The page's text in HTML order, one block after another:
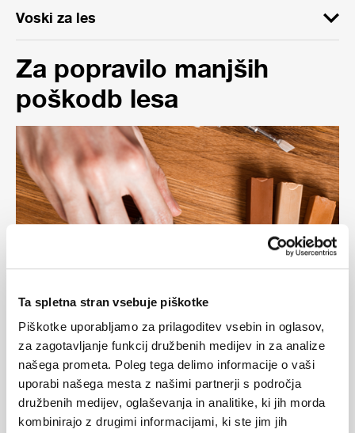
Ta spletna stran vsebuje piškotke
Piškotke uporabljamo za prilagoditev vsebin in oglasov,
za zagotavljanje funkcij družbenih medijev in za analize
našega prometa. Poleg tega delimo informacije o vaši
uporabi našega mesta z našimi partnerji s področja
družbenih medijev, oglaševanja in analitike, ki jih morda
kombinirajo z drugimi informacijami, ki ste jim jih
Voski za les
Za popravilo manjših
poškodb lesa
Voski za les predstavljajo učinkovito in
priljubljeno rešitev za zaščito, ohranjanje
ter izboljšanje videza lesa. Voski za les
se lahko uporabljajo za prikritje manjših
prask, odrgnin ter drugih površinskih